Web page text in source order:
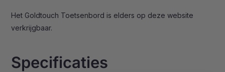
Het Goldtouch Toetsenbord is elders op deze website
verkrijgbaar.
Specificaties